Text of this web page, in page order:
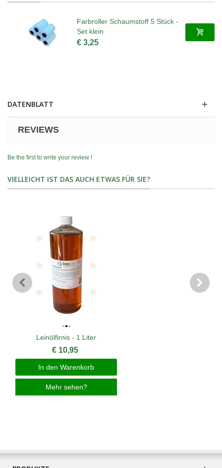
Farbroller Schaumstoff 5 Stück -
Set klein
€ 3,25
DATENBLATT
REVIEWS
Be the first to write your review !
VIELLEICHT IST DAS AUCH ETWAS FÜR SIE?
Leinölfirnis - 1 Liter
€ 10,95
In den Warenkorb
Mehr sehen?